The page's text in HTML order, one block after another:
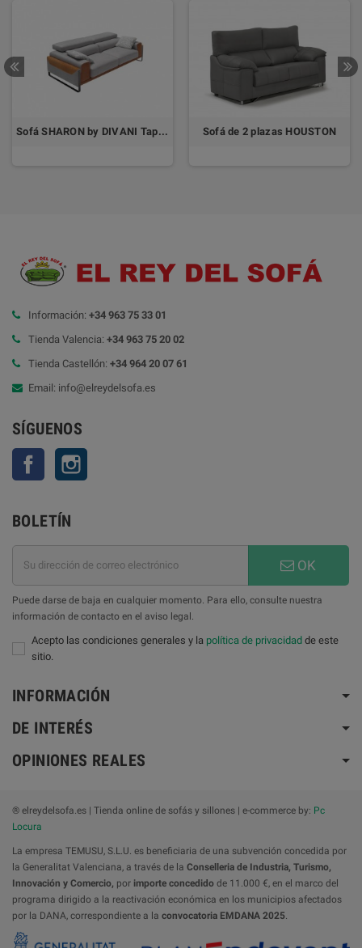
Sofá SHARON by DIVANI Tapizado Aquaclean® Antimanchas Sofá de 2 plazas HOUSTON
Información: +34 963 75 33 01
Tienda Valencia: +34 963 75 20 02
Tienda Castellón: +34 964 20 07 61
Email: info@elreydelsofa.es
SÍGUENOS
Facebook
BOLETÍN
OK
Puede darse de baja en cualquier momento. Para ello, consulte nuestra
información de contacto en el aviso legal.
Acepto las condiciones generales y la política de privacidad de este
sitio.
INFORMACIÓN
DE INTERÉS
OPINIONES REALES
® elreydelsofa.es | Tienda online de sofás y sillones | e-commerce by: Pc
Locura
La empresa TEMUSU, S.L.U. es beneficiaria de una subvención concedida por
la Generalitat Valenciana, a través de la Conselleria de Industria, Turismo,
Innovación y Comercio, por importe concedido de 11.000 €, en el marco del
programa dirigido a la reactivación económica en los municipios afectados
por la DANA, correspondiente a la convocatoria EMDANA 2025